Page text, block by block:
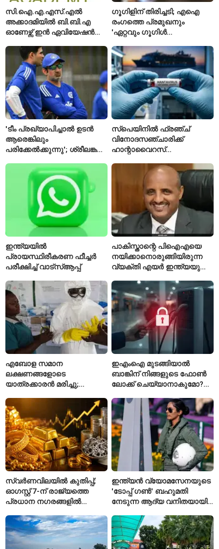
സി.ഐ.എ.എസ്.എൽ
അക്കാദമിയിൽ ബി.ബി.എ
ഓണേഴ്സ് ഇൻ ഏവിയേഷൻ
ഈമാസം 12 വരെ
ഗൂഗിളിന് തിരിച്ചടി; എഐ
രംഗത്തെ പ്രമുഖനും
'ഏറ്റവും ഗൂഗിൾ
വിശേഷിപ്പിക്കപ്പെട്ട
ഗവേഷകൻ രാജിവെച്ചു
'ടീം പ്രഖ്യാപിച്ചാൽ ഉടൻ
ആരെങ്കിലും
പരിക്കേൽക്കുന്നു'; ശ്രീലങ്കൻ
ടീമിനെ കുറിച്ച് മുൻതാരം
സ്പെയിനിൽ ഫ്രഞ്ച്
വിനോദസഞ്ചാരിക്ക്
ഹാന്റാവൈറസ്
ഐസൊലേഷനിൽ
പ്രവേശിപ്പിച്ചു
ഇന്ത്യയിൽ
പ്രായസ്ഥിരീകരണ ഫീച്ചർ
പരീക്ഷിച്ച് വാട്‌സ്ആപ്പ്
പാകിസ്താന്റെ പിഐഎയെ
നയിക്കാനൊരുങ്ങിയിരുന്ന
വ്യക്തി എയർ ഇന്ത്യയുടെ
എബോള സമാന
ലക്ഷണങ്ങളോടെ
യാത്രക്കാരൻ മരിച്ചു;
യാത്രക്കാരെ
നിരീക്ഷണത്തിൽ
ഇഎംഐ മുടങ്ങിയാൽ
ബാങ്കിന് നിങ്ങളുടെ ഫോൺ
ലോക്ക് ചെയ്യാനാകുമോ?
ചട്ടങ്ങൾ ഇങ്ങനെ
സ്വർണവിലയിൽ കുതിപ്പ്;
ഓഗസ്റ്റ് 7-ന് രാജ്യത്തെ
പ്രധാന നഗരങ്ങളിൽ
ഇന്ത്യൻ വ്യോമസേനയുടെ
'ടോപ്പ് ഗൺ' ബഹുമതി
നേടുന്ന ആദ്യ വനിതയായി